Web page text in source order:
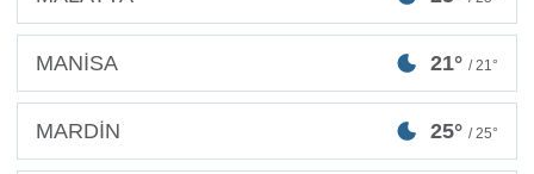
MANİSA 21° / 21°
MARDİN 25° / 25°